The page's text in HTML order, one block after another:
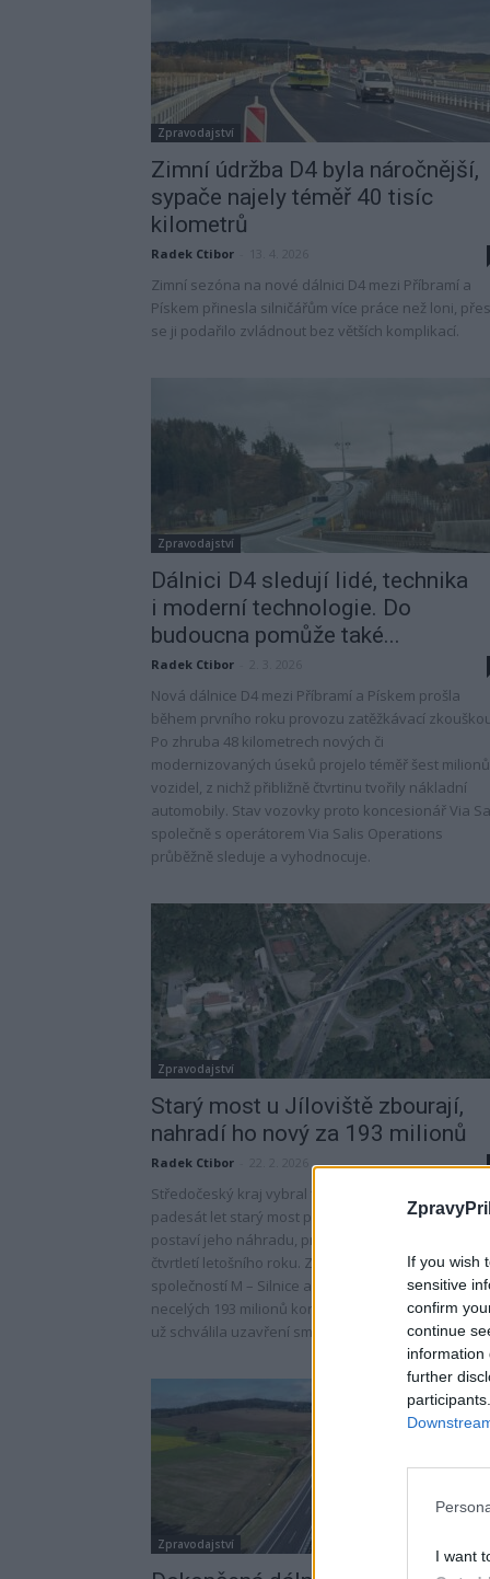
If you wish
sensitive
confirm
continue
information
further
I want
Zpravodajství
Zimní údržba D4 byla náročnější,
sypače najely téměř 40 tisíc
kilometrů
Radek Ctibor
Zimní sezóna na nové dálnici D4 mezi Příbramí a
Pískem přinesla silničářům více práce než loni,
se ji podařilo zvládnout bez větších komplikací.
Zpravodajství
Dálnici D4 sledují lidé, technika
i moderní technologie. Do
budoucna pomůže také...
Radek Ctibor
Nová dálnice D4 mezi Příbramí a Pískem prošla
během prvního roku provozu zatěžkávací
Po zhruba 48 kilometrech nových či
modernizovaných úseků projelo téměř šest milionů
vozidel, z nichž přibližně čtvrtinu tvořily nákladní
automobily. Stav vozovky proto koncesionář Via
společně s operátorem Via Salis Operations
průběžně sleduje a vyhodnocuje.
Zpravodajství
Starý most u Jíloviště zbourají,
nahradí ho nový za 193 milionů
Radek Ctibor
Středočeský kraj vybral firmu, která odstraní zhruba
padesát let starý most přes dálnici D4 u Jíloviště a
postaví jeho náhradu, práce mají začít ve druhém
čtvrtletí letošního roku. Zakázku získalo sdružení
společností M – Silnice a Firesta-Fišer s nabídkou
necelých 193 milionů korun včetně DPH. Rada kraje
už schválila uzavření smlouvy.
Zpravodajství